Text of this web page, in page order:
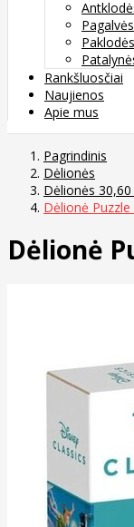
Pagalvės
Paklodės
Rankšluosčiai
Naujienos
Apie mus
Pagrindinis
Dėlionės
Dėlionės
Dėlionė
Dėlionė